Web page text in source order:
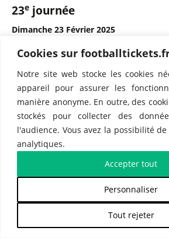
Cookies sur
Notre site web stocke les cookies
appareil pour assurer les
manière anonyme. En outre, des
stockés pour collecter des
l'audience. Vous avez la possibilité
analytiques.
Personnaliser
Tout rejeter
Accepter tout
23e journée
Dimanche 23 Février 2025
Casa Pia – Gil Vicente
CF Estrela – Santa Clara
Estoril – Rio Ave
Famalicão – Moreirense
FC Arouca – SC Farense
FC Porto – Vitória Guimarães
Sporting Braga – CD Nacional
24ejournée
Dimanche 02 Mars 2025